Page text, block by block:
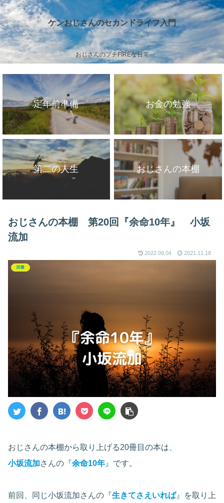
ケンおじさんのセカンドライフ入門
おじさんのプチFIREな日常
定年前準備 お金の勉強
第二の人生 おじさんの本棚
おじさんの本棚 第20回『余命10年』 小坂
流加
2022.09.04 2021.11.18
読書
おじさんの本棚から取り上げる20冊目の本は、
小坂流加さんの『余命10年 』です。
前回、同じ小坂流加さんの『生きてさえいれば』を取り上